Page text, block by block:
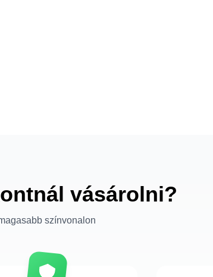
vásárolni?
színvonalon